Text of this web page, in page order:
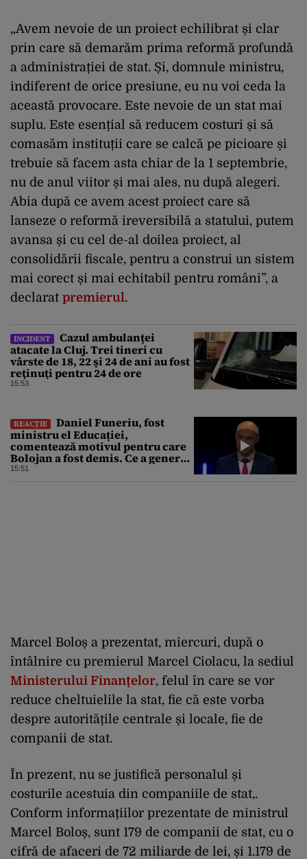
„Avem nevoie de un proiect echilibrat și clar
prin care să demarăm prima reformă profundă
a administrației de stat. Și, domnule ministru,
indiferent de orice presiune, eu nu voi ceda la
această provocare. Este nevoie de un stat mai
suplu. Este esențial să reducem costuri și să
comasăm instituții care se calcă pe picioare și
trebuie să facem asta chiar de la 1 septembrie,
nu de anul viitor și mai ales, nu după alegeri.
Abia după ce avem acest proiect care să
lanseze o reformă ireversibilă a statului, putem
avansa și cu cel de-al doilea proiect, al
consolidării fiscale, pentru a construi un sistem
mai corect și mai echitabil pentru români”, a
declarat premierul.
INCIDENT
Cazul ambulanței
atacate la Cluj. Trei tineri cu
vârste de 18, 22 şi 24 de ani au fost
reţinuţi pentru 24 de ore
15:53
REACȚIE
Daniel Funeriu, fost
ministru el Educației,
comentează motivul pentru care
Bolojan a fost demis. Ce a generat
eșecul guvernării
15:51
Marcel Boloș a prezentat, miercuri, după o
întâlnire cu premierul Marcel Ciolacu, la sediul
Ministerului Finanțelor, felul în care se vor
reduce cheltuielile la stat, fie că este vorba
despre autoritățile centrale și locale, fie de
companii de stat.
În prezent, nu se justifică personalul și
costurile acestuia din companiile de stat,.
Conform informațiilor prezentate de ministrul
Marcel Boloș, sunt 179 de companii de stat, cu o
cifră de afaceri de 72 miliarde de lei, și 1.179 de